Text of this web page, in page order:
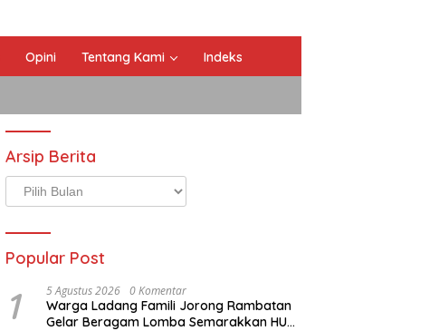
Opini Tentang Kami Indeks
Arsip Berita
Arsip
Berita
Popular Post
1 5 Agustus 2026 0 Komentar
Warga Ladang Famili Jorong Rambatan
Gelar Beragam Lomba Semarakkan HUT